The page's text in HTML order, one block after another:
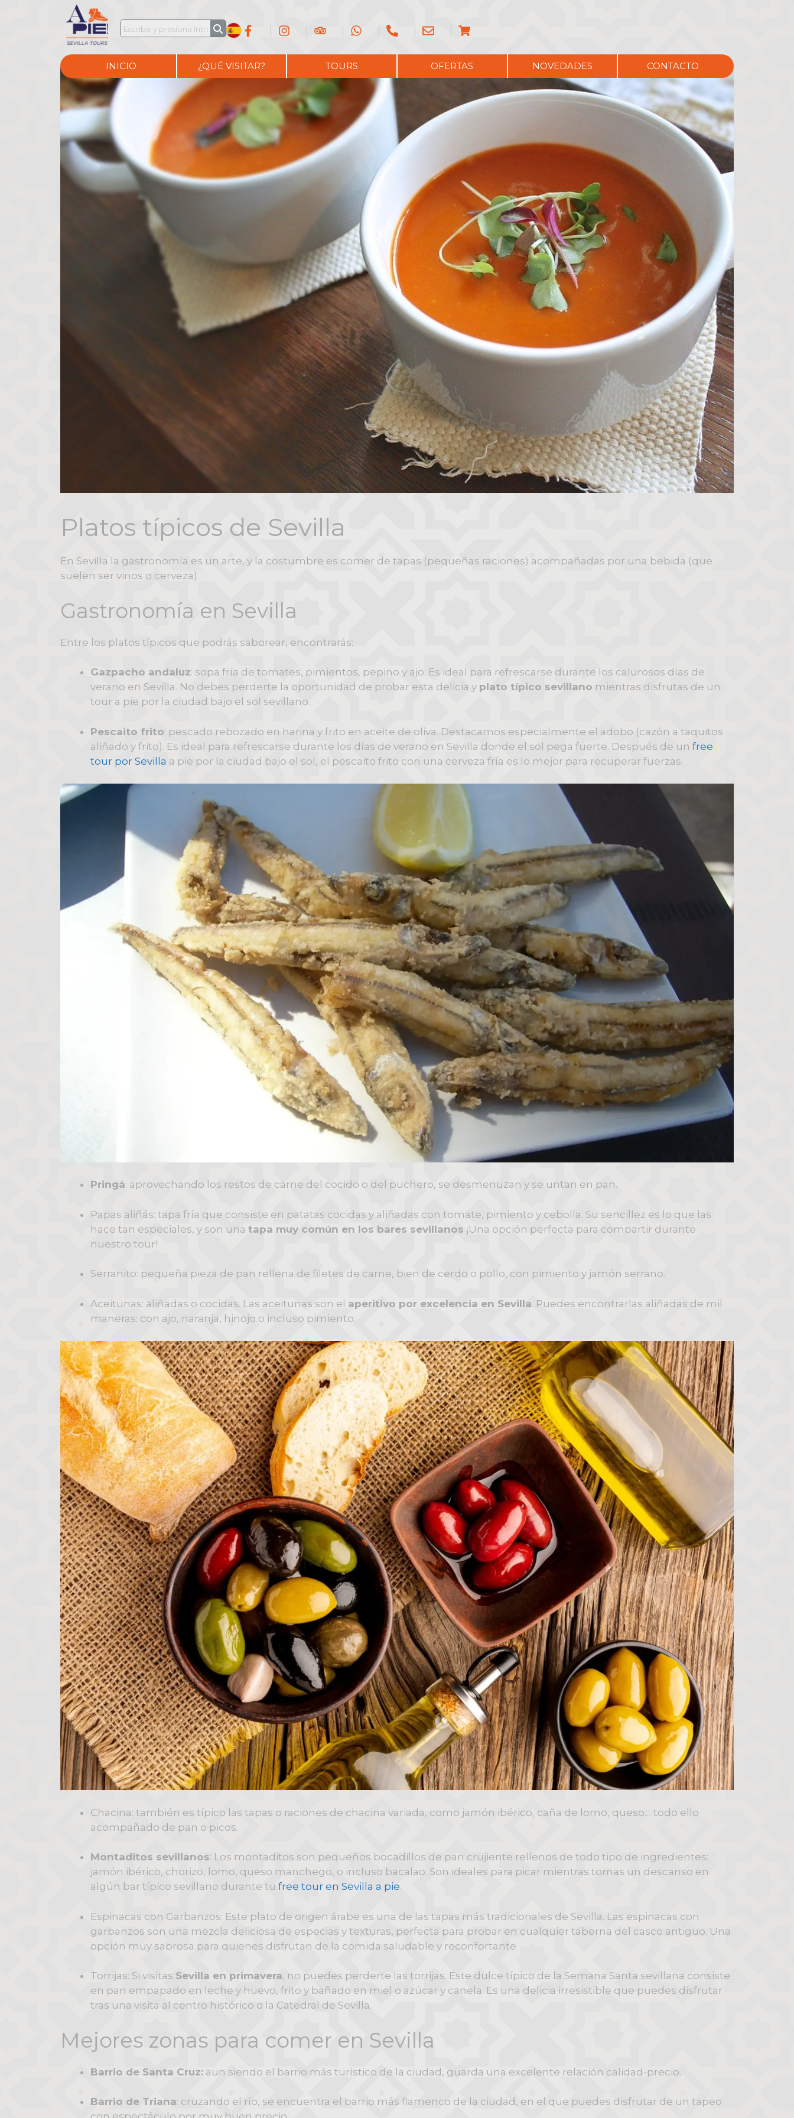
INICIO ¿QUÉ VISITAR? TOURS OFERTAS NOVEDADES CONTACTO
Platos típicos de Sevilla
En Sevilla la gastronomía es un arte, y la costumbre es comer de tapas (pequeñas raciones) acompañadas por una bebida (que
suelen ser vinos o cerveza).
Gastronomía en Sevilla
Entre los platos típicos que podrás saborear, encontrarás:
Gazpacho andaluz: sopa fría de tomates, pimientos, pepino y ajo. Es ideal para refrescarse durante los calurosos días de
verano en Sevilla. No debes perderte la oportunidad de probar esta delicia y plato típico sevillano mientras disfrutas de un
tour a pie por la ciudad bajo el sol sevillano.
Pescaito frito: pescado rebozado en harina y frito en aceite de oliva. Destacamos especialmente el adobo (cazón a taquitos
aliñado y frito). Es ideal para refrescarse durante los días de verano en Sevilla donde el sol pega fuerte. Después de un free
tour por Sevilla a pie por la ciudad bajo el sol, el pescaito frito con una cerveza fría es lo mejor para recuperar fuerzas.
Pringá: aprovechando los restos de carne del cocido o del puchero, se desmenuzan y se untan en pan.
Papas aliñás: tapa fría que consiste en patatas cocidas y aliñadas con tomate, pimiento y cebolla. Su sencillez es lo que las
hace tan especiales, y son una tapa muy común en los bares sevillanos ¡Una opción perfecta para compartir durante
nuestro tour!
Serranito: pequeña pieza de pan rellena de filetes de carne, bien de cerdo o pollo, con pimiento y jamón serrano.
Aceitunas: aliñadas o cocidas. Las aceitunas son el aperitivo por excelencia en Sevilla. Puedes encontrarlas aliñadas de mil
maneras: con ajo, naranja, hinojo o incluso pimiento.
Chacina: también es típico las tapas o raciones de chacina variada, como jamón ibérico, caña de lomo, queso… todo ello
acompañado de pan o picos.
Montaditos sevillanos: Los montaditos son pequeños bocadillos de pan crujiente rellenos de todo tipo de ingredientes:
jamón ibérico, chorizo, lomo, queso manchego, o incluso bacalao. Son ideales para picar mientras tomas un descanso en
algún bar típico sevillano durante tu free tour en Sevilla a pie.
Espinacas con Garbanzos: Este plato de origen árabe es una de las tapas más tradicionales de Sevilla. Las espinacas con
garbanzos son una mezcla deliciosa de especias y texturas, perfecta para probar en cualquier taberna del casco antiguo. Una
opción muy sabrosa para quienes disfrutan de la comida saludable y reconfortante
Torrijas: Si visitas Sevilla en primavera, no puedes perderte las torrijas. Este dulce típico de la Semana Santa sevillana consiste
en pan empapado en leche y huevo, frito y bañado en miel o azúcar y canela. Es una delicia irresistible que puedes disfrutar
tras una visita al centro histórico o la Catedral de Sevilla.
Mejores zonas para comer en Sevilla
Barrio de Santa Cruz: aun siendo el barrio más turístico de la ciudad, guarda una excelente relación calidad-precio.
Barrio de Triana: cruzando el río, se encuentra el barrio más flamenco de la ciudad, en el que puedes disfrutar de un tapeo